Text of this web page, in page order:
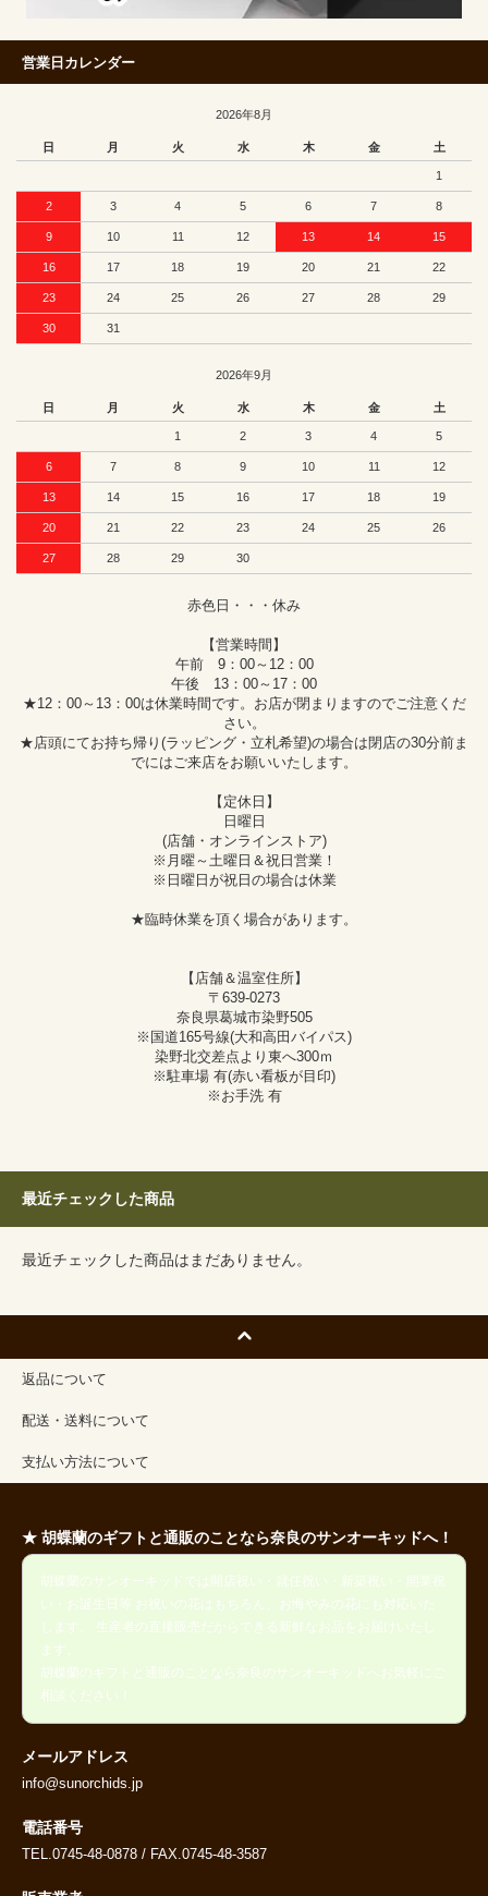
営業日カレンダー
2026年8月
日 月 火 水 木 金 土
1
2 3 4 5 6 7 8
9 10 11 12 13 14 15
16 17 18 19 20 21 22
23 24 25 26 27 28 29
30 31
2026年9月
日 月 火 水 木 金 土
1 2 3 4 5
6 7 8 9 10 11 12
13 14 15 16 17 18 19
20 21 22 23 24 25 26
27 28 29 30
赤色日・・・休み
【営業時間】
午前 9：00～12：00
午後 13：00～17：00
★12：00～13：00は休業時間です。お店が閉まりますのでご注意くだ
さい。
★店頭にてお持ち帰り(ラッピング・立札希望)の場合は閉店の30分前ま
でにはご来店をお願いいたします。
【定休日】
日曜日
(店舗・オンラインストア)
※月曜～土曜日＆祝日営業！
※日曜日が祝日の場合は休業
★臨時休業を頂く場合があります。
【店舗＆温室住所】
〒639-0273
奈良県葛城市染野505
※国道165号線(大和高田バイパス)
染野北交差点より東へ300ｍ
※駐車場 有(赤い看板が目印)
※お手洗 有
最近チェックした商品
最近チェックした商品はまだありません。
返品について
配送・送料について
支払い方法について
★ 胡蝶蘭のギフトと通販のことなら奈良のサンオーキッドへ！
胡蝶蘭のサンオーキッドでは開店祝い・就任祝い・新築祝い・開業祝
い・お誕生日等 お祝いの花はもちろん、お悔やみの花にも対応いた
します。 生産者の直接販売だからできる新鮮なお品をお届けいたし
ます。
胡蝶蘭のギフトと通販のことなら奈良のサンオーキッドへお気軽にご
相談ください！
メールアドレス
info@sunorchids.jp
電話番号
TEL.0745-48-0878 / FAX.0745-48-3587